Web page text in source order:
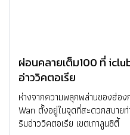
ผ่อนคลายเต็ม100 ที่
อ่าววิคตอเรีย
ห่างจากความพลุกพล่านของฮ่อ
Wan ตั้งอยู่ในจุดที่สะดวกสบายท่
ริมอ่าววิคตอเรีย เขตเกาลูนซิตี้